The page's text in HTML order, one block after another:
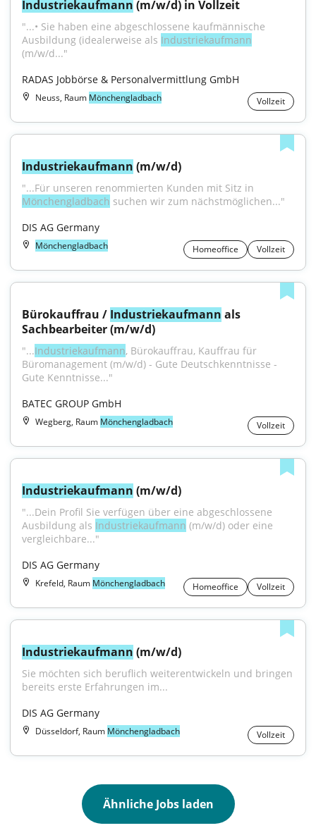
Industriekaufmann (m/w/d) in Vollzeit
"...• Sie haben eine abgeschlossene kaufmännische
Ausbildung (idealerweise als Industriekaufmann
(m/w/d..."
RADAS Jobbörse & Personalvermittlung GmbH
Neuss, Raum Mönchengladbach Vollzeit
Industriekaufmann (m/w/d)
Mönchengladbach suchen wir zum nächstmöglichen..."
DIS AG Germany
Mönchengladbach Homeoffice Vollzeit
Bürokauffrau / Industriekaufmann als
Sachbearbeiter (m/w/d)
"...Industriekaufmann, Bürokauffrau, Kauffrau für
Büromanagement (m/w/d) - Gute Deutschkenntnisse -
Gute Kenntnisse..."
BATEC GROUP GmbH
Wegberg, Raum Mönchengladbach Vollzeit
Industriekaufmann (m/w/d)
"...Dein Profil Sie verfügen über eine abgeschlossene
Ausbildung als Industriekaufmann (m/w/d) oder eine
vergleichbare..."
DIS AG Germany
Krefeld, Raum Mönchengladbach Homeoffice Vollzeit
Industriekaufmann (m/w/d)
Sie möchten sich beruflich weiterentwickeln und bringen
bereits erste Erfahrungen im...
DIS AG Germany
Düsseldorf, Raum Mönchengladbach Vollzeit
Ähnliche Jobs laden